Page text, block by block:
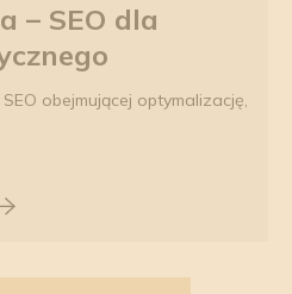
– SEO dla
obejmującej optymalizację,